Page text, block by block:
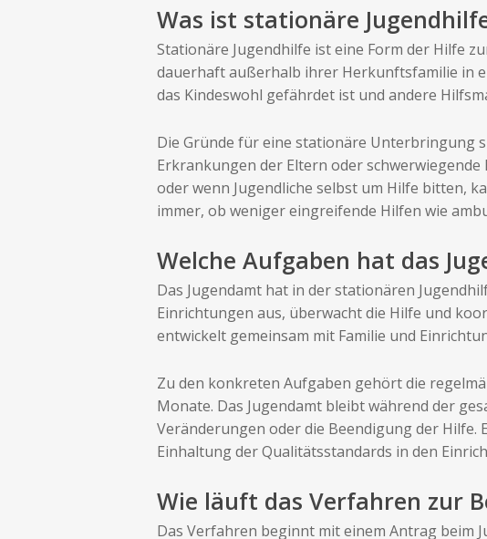
Was ist stationäre
Stationäre Jugendhilfe ist eine Form der Hilfe
dauerhaft außerhalb ihrer Herkunftsfamilie in
das Kindeswohl gefährdet ist und andere
Die Gründe für eine stationäre Unterbringung
Erkrankungen der Eltern oder
oder wenn Jugendliche selbst um Hilfe bitten,
immer, ob weniger eingreifende Hilfen wie
Welche Aufgaben hat das
Das Jugendamt hat in der stationären
Einrichtungen aus, überwacht die Hilfe und
entwickelt gemeinsam mit Familie und
Zu den konkreten Aufgaben gehört die
Monate. Das Jugendamt bleibt während der
Veränderungen oder die Beendigung der
Einhaltung der Qualitätsstandards in den
Wie läuft das Verfahren zur
Das Verfahren beginnt mit einem Antrag beim